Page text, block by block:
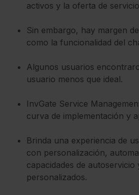
activos y la oferta de
Sin embargo, hay margen
como la funcionalidad del
Algunos usuarios
usuario menos que ideal.
InvGate Service
curva de implementación y
Brinda una experiencia de
con personalización,
capacidades de
personalizados.